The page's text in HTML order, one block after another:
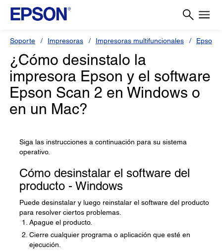
Soporte Impresoras Impresoras multifuncionales Epson L
¿Cómo desinstalo la
impresora Epson y el software
Epson Scan 2 en Windows o
en un Mac?
Siga las instrucciones a continuación para su sistema
operativo.
Cómo desinstalar el software del
producto - Windows
Puede desinstalar y luego reinstalar el software del producto
para resolver ciertos problemas.
Apague el producto.
Cierre cualquier programa o aplicación que esté en
ejecución.